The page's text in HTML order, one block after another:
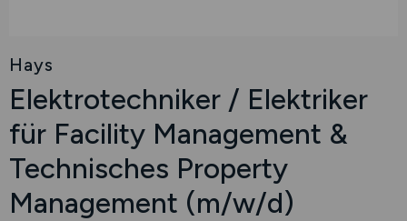
Hays
Elektrotechniker / Elektriker
für Facility Management &
Technisches Property
Management (m/w/d)